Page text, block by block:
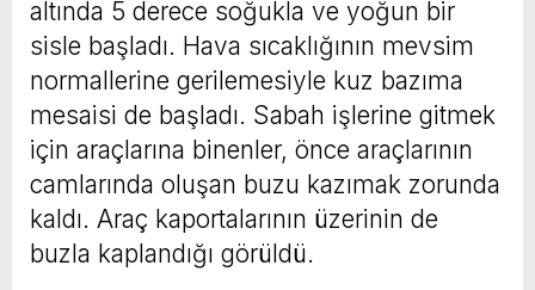
altında 5 derece soğukla ve yoğun bir
sisle başladı. Hava sıcaklığının mevsim
normallerine gerilemesiyle kuz bazıma
mesaisi de başladı. Sabah işlerine gitmek
için araçlarına binenler, önce araçlarının
camlarında oluşan buzu kazımak zorunda
kaldı. Araç kaportalarının üzerinin de
buzla kaplandığı görüldü.